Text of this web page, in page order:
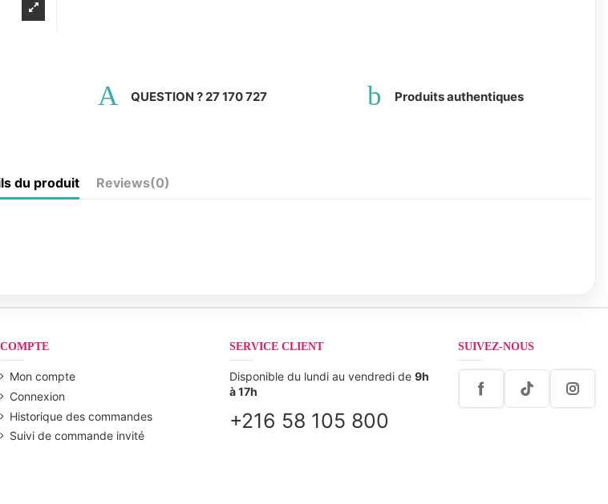
QUESTION ? 27 170 727 Produits authentiques
du produit Reviews(0)
COMPTE
Mon compte
Connexion
Historique des commandes
Suivi de commande invité
SERVICE CLIENT
Disponible du lundi au vendredi de 9h
à 17h
+216 58 105 800
SUIVEZ-NOUS